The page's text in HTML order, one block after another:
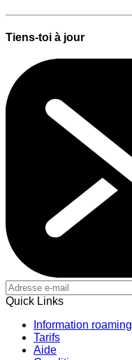
Tiens-toi à jour
Quick Links
Information roaming
Tarifs
Aide